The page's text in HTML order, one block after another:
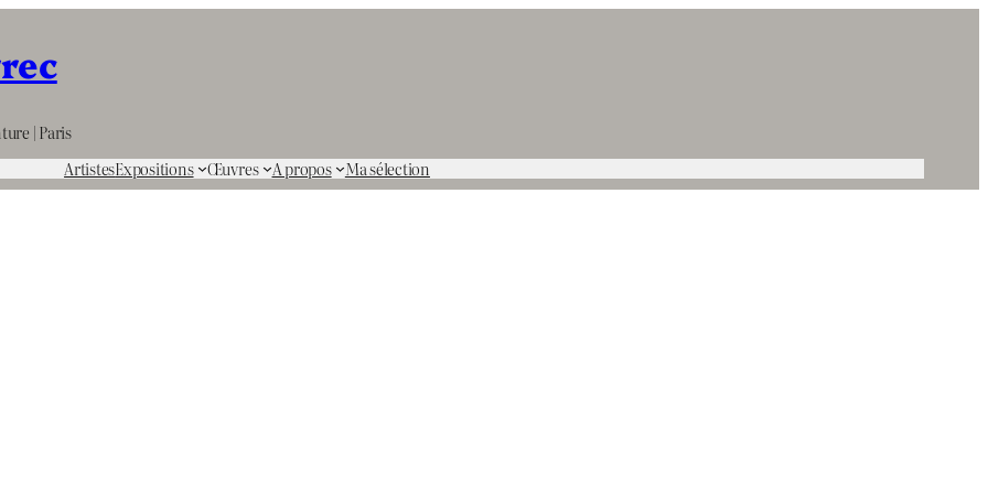
| Paris
ArtistesExpositions Œuvres A propos Ma sélection